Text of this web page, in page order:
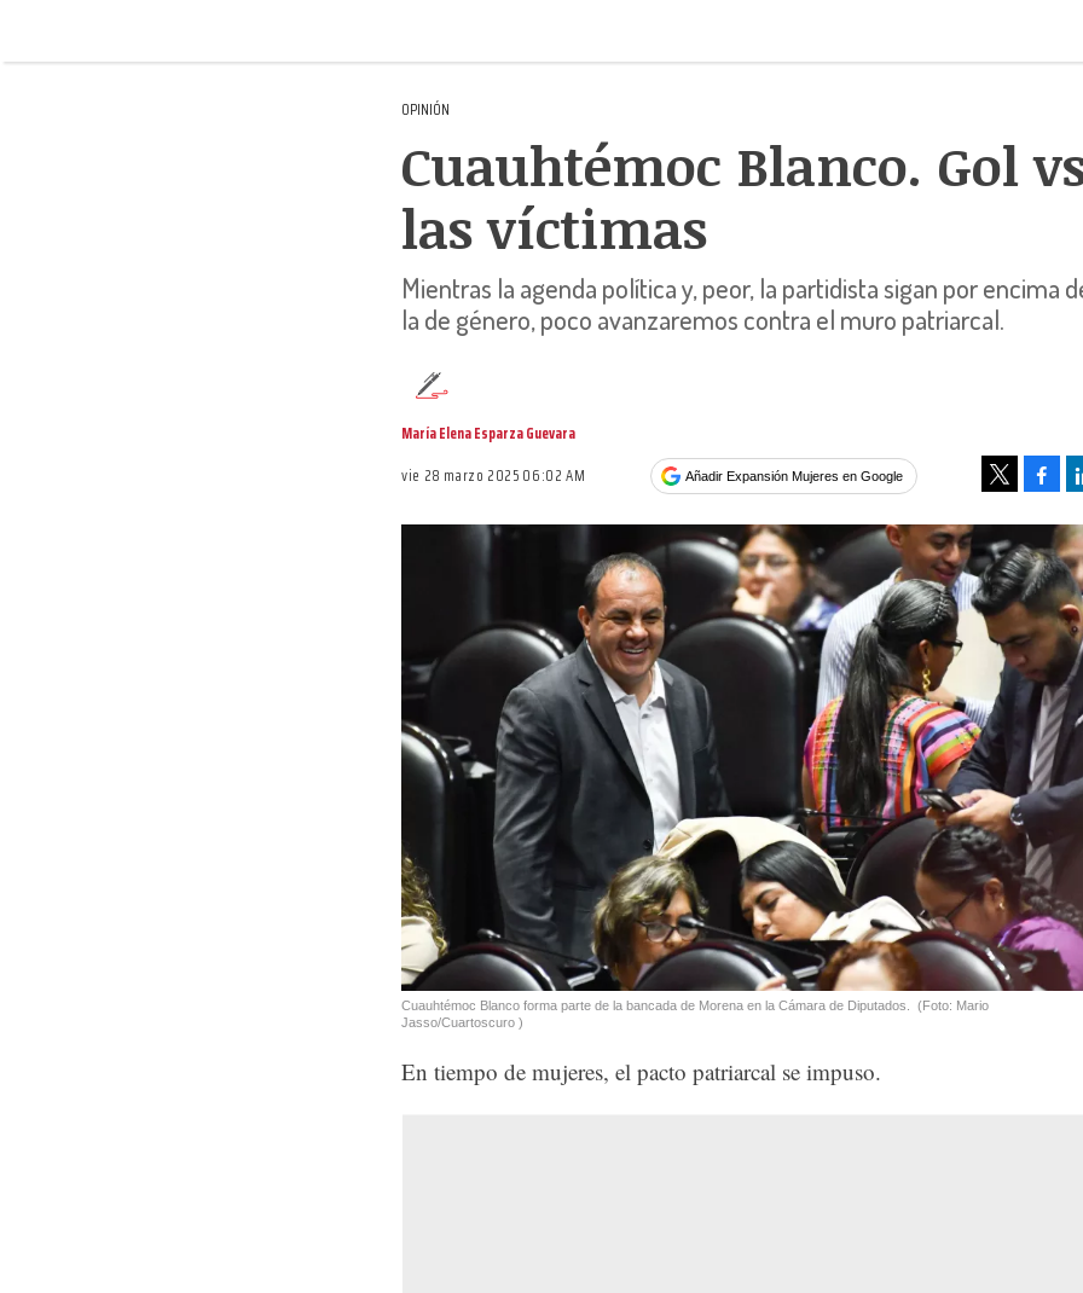
OPINIÓN
Cuauhtémoc Blanco. Gol
las víctimas
Mientras la agenda política y, peor, la partidista sigan por encima
la de género, poco avanzaremos contra el muro patriarcal.
María Elena Esparza Guevara
vie 28 marzo 2025 06:02 AM
Añadir Expansión Mujeres en Google
Cuauhtémoc Blanco forma parte de la bancada de Morena en la Cámara de Diputados. (Foto: Mario
Jasso/Cuartoscuro )
En tiempo de mujeres, el pacto patriarcal se impuso.